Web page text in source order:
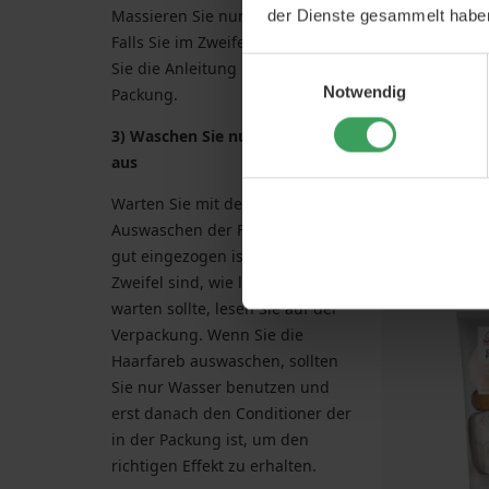
der Dienste gesammelt
Notwendig
Goldwell
Massieren Sie nun alles gut ein.
Falls Sie im Zweifel sind, lesen
Sie die Anleitung in der
Packung.
3) Waschen Sie nun die Farbe
aus
Warten Sie mit dem
Auswaschen der Farbe, bis Sie
gut eingezogen ist. Falls Sie im
Zweifel sind, wie lange man
warten sollte, lesen Sie auf der
Verpackung. Wenn Sie die
Haarfareb auswaschen, sollten
Sie nur Wasser benutzen und
erst danach den Conditioner der
in der Packung ist, um den
richtigen Effekt zu erhalten.